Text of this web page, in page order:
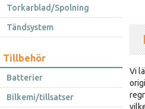
Torkarblad/Spolning
Tändsystem
Tillbehör
Batterier
Bilkemi/tillsatser
Vi